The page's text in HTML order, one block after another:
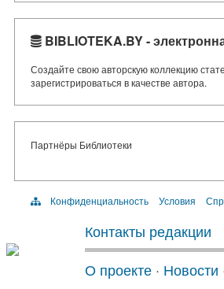
BIBLIOTEKA.BY -
Создайте свою авторскую коллекцию
зарегистрироваться в качестве автора.
Партнёры Библиотеки
Конфиденциальность Условия
Контакты редакции
О проекте · Новости